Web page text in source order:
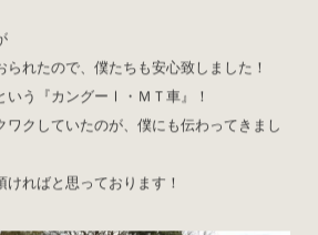
れたので、僕たちも安心致しました！
いう『カングーⅠ・ＭＴ車』！
ワクしていたのが、僕にも伝わってきまし
ければと思っております！